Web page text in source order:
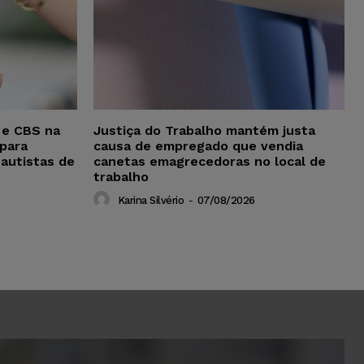
CBS na
de
Justiça do Trabalho mantém justa
causa de empregado que vendia
canetas emagrecedoras no local de
trabalho
Karina Silvério - 07/08/2026